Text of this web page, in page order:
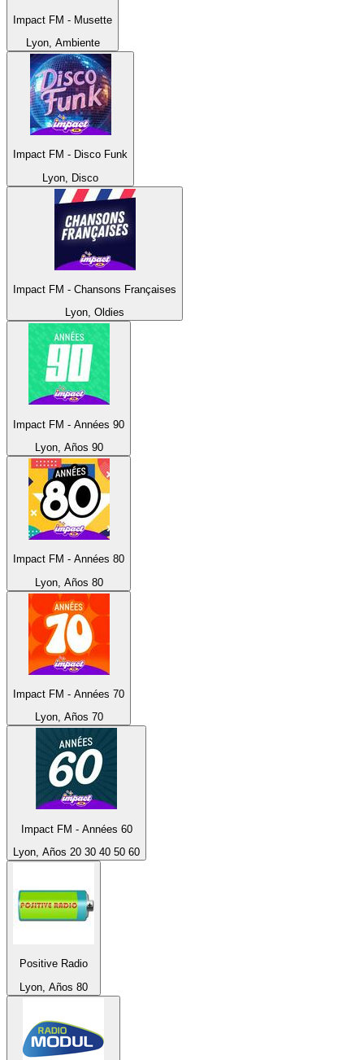
Impact FM - Musette
Lyon, Ambiente
Impact FM - Disco Funk
Lyon, Disco
Impact FM - Chansons Françaises
Lyon, Oldies
Impact FM - Années 90
Lyon, Años 90
Impact FM - Années 80
Lyon, Años 80
Impact FM - Années 70
Lyon, Años 70
Impact FM - Années 60
Lyon, Años 20 30 40 50 60
Positive Radio
Lyon, Años 80